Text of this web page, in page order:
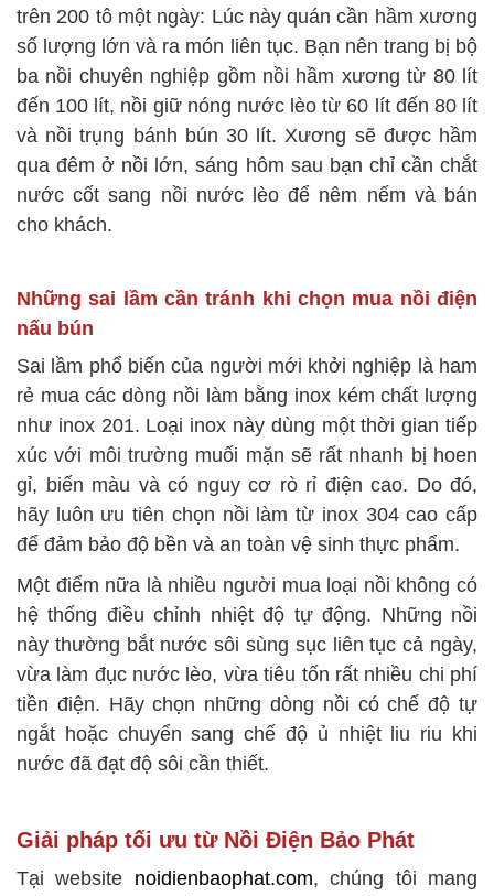
trên 200 tô một ngày: Lúc này quán cần hầm xương
số lượng lớn và ra món liên tục. Bạn nên trang bị bộ
ba nồi chuyên nghiệp gồm nồi hầm xương từ 80 lít
đến 100 lít, nồi giữ nóng nước lèo từ 60 lít đến 80 lít
và nồi trụng bánh bún 30 lít. Xương sẽ được hầm
qua đêm ở nồi lớn, sáng hôm sau bạn chỉ cần chắt
nước cốt sang nồi nước lèo để nêm nếm và bán
cho khách.
Những sai lầm cần tránh khi chọn mua nồi điện
nấu bún
Sai lầm phổ biến của người mới khởi nghiệp là ham
rẻ mua các dòng nồi làm bằng inox kém chất lượng
như inox 201. Loại inox này dùng một thời gian tiếp
xúc với môi trường muối mặn sẽ rất nhanh bị hoen
gỉ, biến màu và có nguy cơ rò rỉ điện cao. Do đó,
hãy luôn ưu tiên chọn nồi làm từ inox 304 cao cấp
để đảm bảo độ bền và an toàn vệ sinh thực phẩm.
Một điểm nữa là nhiều người mua loại nồi không có
hệ thống điều chỉnh nhiệt độ tự động. Những nồi
này thường bắt nước sôi sùng sục liên tục cả ngày,
vừa làm đục nước lèo, vừa tiêu tốn rất nhiều chi phí
tiền điện. Hãy chọn những dòng nồi có chế độ tự
ngắt hoặc chuyển sang chế độ ủ nhiệt liu riu khi
nước đã đạt độ sôi cần thiết.
Giải pháp tối ưu từ Nồi Điện Bảo Phát
Tại website noidienbaophat.com, chúng tôi mang